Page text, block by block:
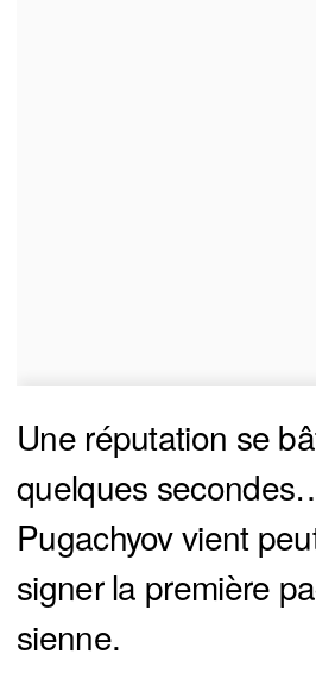
Une réputation se
quelques
Pugachyov vient
signer la première
sienne.